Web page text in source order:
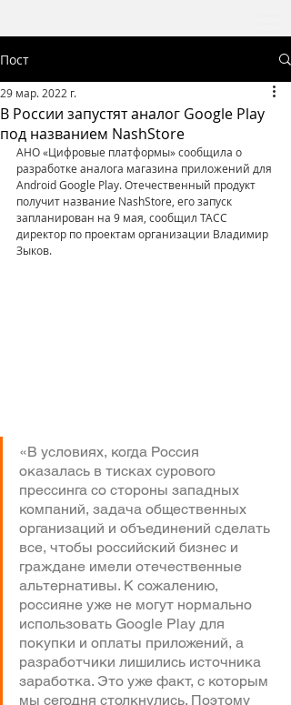
Пост
В России запустят аналог Google Play
под названием NashStore
29 мар. 2022 г.
АНО «Цифровые платформы» сообщила о
разработке аналога магазина приложений для
Android Google Play. Отечественный продукт
получит название NashStore, его запуск
запланирован на 9 мая, сообщил ТАСС
директор по проектам организации Владимир
Зыков.
«В условиях, когда Россия
оказалась в тисках сурового
прессинга со стороны западных
компаний, задача общественных
организаций и объединений сделать
все, чтобы российский бизнес и
граждане имели отечественные
альтернативы. К сожалению,
россияне уже не могут нормально
использовать Google Play для
покупки и оплаты приложений, а
разработчики лишились источника
заработка. Это уже факт, с которым
мы сегодня столкнулись. Поэтому